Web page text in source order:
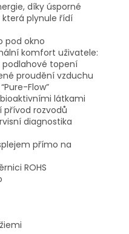
díky úsporné
plynule řídí
pod okno
komfort uživatele:
topení
proudění vzduchu
Flow”
látkami
přívod rozvodů
diagnostika
přímo na
ROHS